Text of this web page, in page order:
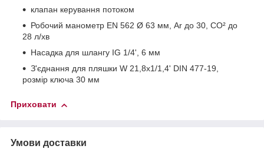
клапан керування потоком
Робочий манометр EN 562 Ø 63 мм, Ar до 30, CO² до
28 л/хв
Насадка для шлангу IG 1/4', 6 мм
З'єднання для пляшки W 21,8x1/1,4' DIN 477-19,
розмір ключа 30 мм
Приховати
Умови доставки